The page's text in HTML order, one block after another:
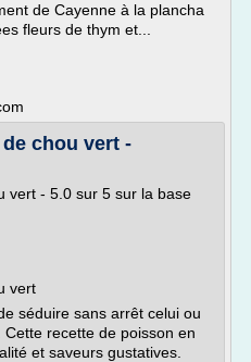
de Cayenne à la plancha
fleurs de thym et...
chou vert -
vert - 5.0 sur 5 sur la base
vert
séduire sans arrêt celui ou
recette de poisson en
et saveurs gustatives.